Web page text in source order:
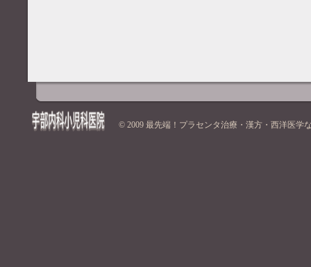
© 2009 最先端！プラセンタ治療・漢方・西洋医学